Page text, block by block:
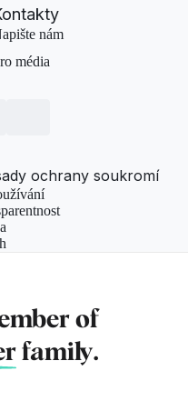
nám
média
ochrany soukromí
of
family.